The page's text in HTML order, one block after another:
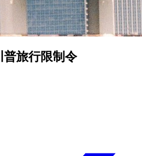
普旅行限制令